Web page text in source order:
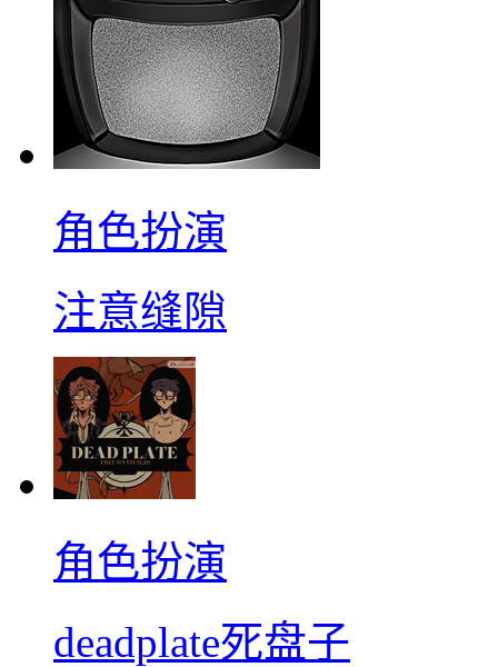
角色扮演
注意缝隙
角色扮演
deadplate死盘子